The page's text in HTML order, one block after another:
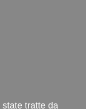
tratte da